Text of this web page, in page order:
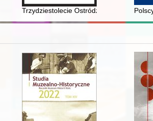
Trzydziestolecie Ostródzkiego